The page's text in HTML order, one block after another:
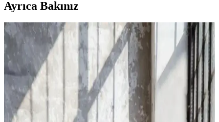
Ayrıca Bakınız
Peluş Halı Karşılaştırması: Saraz ve Valery Home
Ürünlerinin Özellikleri ve Kullanım Avantajları
İki farklı peluş halı modelini malzeme, boyut, renk ve kullanım
özellikleri açısından karşılaştırıyoruz. Konfor, güvenlik ve estetik
açısından önemli detaylar ve kullanıcı yorumlarıyla ürünlerin
avantajlarını keşfedin.
Venucci Quincey Bukleli Yumuşak Peluş Post Halı